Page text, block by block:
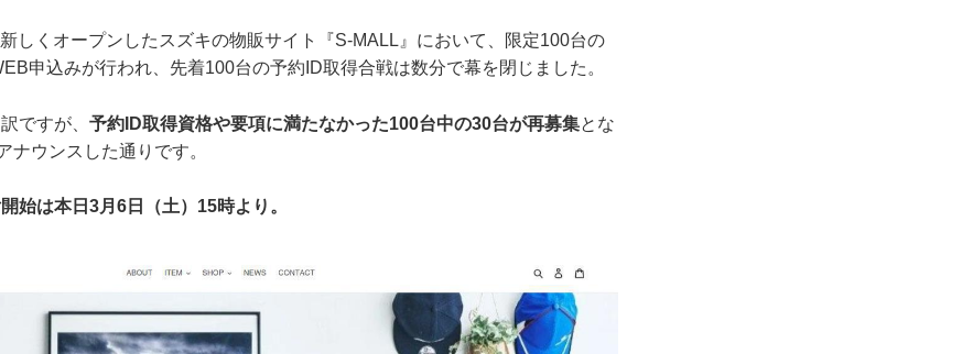
しくオープンしたスズキの物販サイト『S-MALL』において、限定100台の
申込みが行われ、先着100台の予約ID取得合戦は数分で幕を閉じました。
ですが、 予約ID取得資格や要項に満たなかった100台中の30台が再募集とな
ナウンスした通りです。
始は本日3月6日（土）15時より。